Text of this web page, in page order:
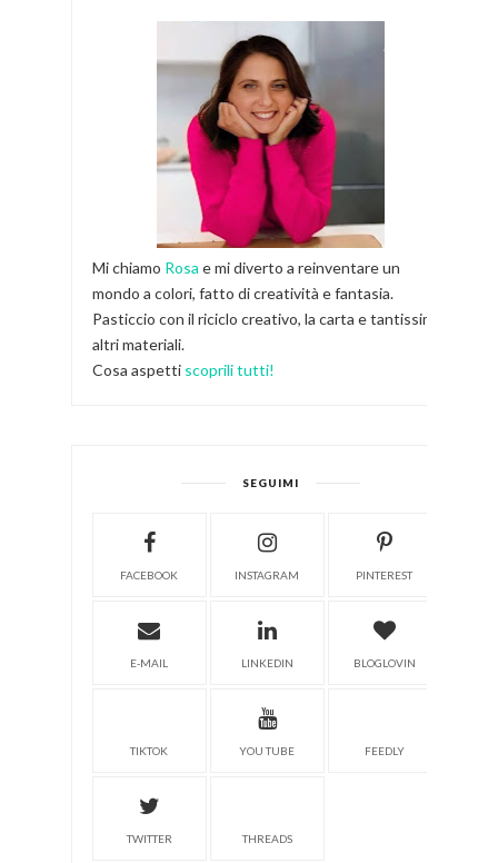
Mi chiamo Rosa e mi diverto a reinventare un
mondo a colori, fatto di creatività e fantasia.
Pasticcio con il riciclo creativo, la carta e tantissimi
altri materiali.
Cosa aspetti scoprili tutti!
SEGUIMI
FACEBOOK INSTAGRAM PINTEREST
E-MAIL LINKEDIN BLOGLOVIN
TIKTOK YOU TUBE FEEDLY
TWITTER THREADS